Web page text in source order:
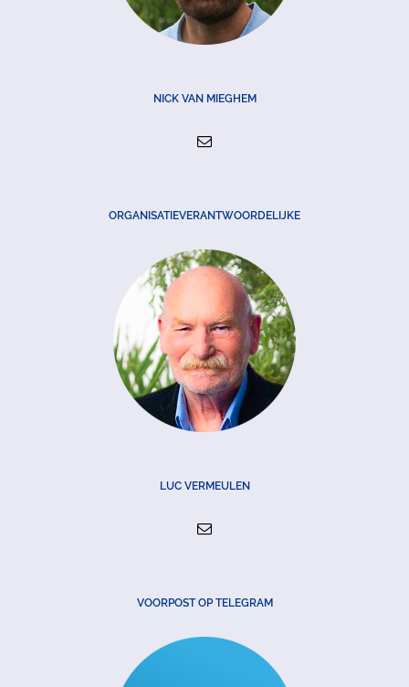
NICK VAN MIEGHEM
ORGANISATIEVERANTWOORDELIJKE
LUC VERMEULEN
VOORPOST OP TELEGRAM